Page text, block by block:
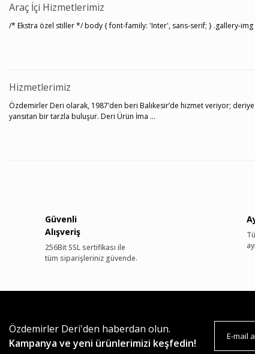
Araç İçi Hizmetlerimiz
/* Ekstra özel stiller */ body { font-family: 'Inter', sans-serif; } .gallery-
Hizmetlerimiz
Özdemirler Deri olarak, 1987’den beri Balıkesir’de hizmet veriyor;
yansıtan bir tarzla buluşur. Deri Ürün İma ...
Güvenli
Alışveriş
256Bit SSL sertifikası ile
tüm siparişleriniz güvende.
Özdemirler Deri'den haberdan olun.
Kampanya ve yeni ürünlerimizi keşfedin!